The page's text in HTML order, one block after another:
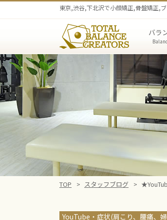
東京,渋谷,下北沢で小顔矯正,骨盤矯正,
バラ
全身バランス
TOP スタッフブログ
YouTube 症状(肩こり、腰痛、